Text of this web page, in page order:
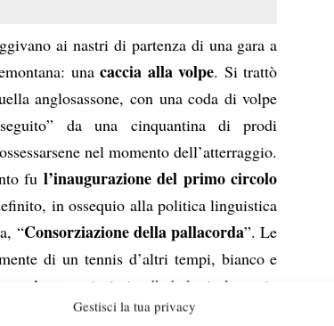
Gestisci la tua privacy
ai nastri di partenza di una gara a
unacaccia alla volpe. Si trattò
anglosassone, con una coda di volpe
da una cinquantina di prodi
nel momento dell’atterraggio.
fu l’inaugurazione del primo circolo
in ossequio alla politica linguistica
“Consorziazione della pallacorda”. Le
di un tennis d’altri tempi, bianco e
e graziosissimo” chalet in legno in
via dalla speculazione edilizia degli